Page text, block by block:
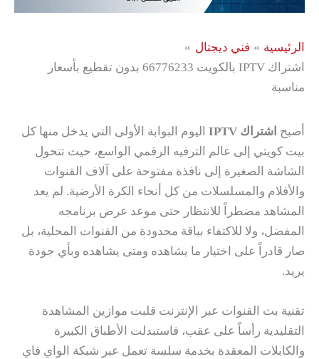
الرئيسية
فني ديجتال
اشتراك IPTV بالكويت 66776233 بدون تقطيع بأسعار
مناسبة
أصبحاشتراك IPTV
اليوم البوابة الأولى التي يدخل منها كل
بيت كويتي إلى عالم الترفيه الرقمي الواسع، حيث تتحول
الشاشة الصغيرة إلى نافذة مفتوحة على آلاف القنوات
والأفلام والمسلسلات من كل أنحاء الكرة الأرضية. لم يعد
المشاهد مضطراً للانتظار حتى موعد عرض برنامجه
المفضل، ولا للاكتفاء بباقة محدودة من القنوات المحلية، بل
صار قادراً على اختيار ما يشاهده ومتى يشاهده وبأي جودة
يريد.
تقنية بث القنوات عبر الإنترنت قلبت موازين المشاهدة
التقليدية رأساً على عقب، فاستبدلت الأطباق الكبيرة
والكابلات المعقدة بخدمة سلسة تعمل عبر شبكة الواي فاي